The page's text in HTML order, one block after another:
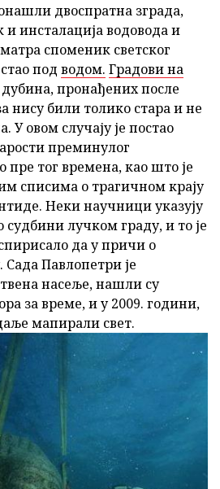
двоспратна зграда,
и инсталација водовода и
споменик светског
под водом. Градови на
пронађених после
нису били толико стара и не
У овом случају је постао
преминулог
пре тог времена, као што је
списима о трагичном крају
Неки научници указују
судбини лучком граду, и то је
да у причи о
Сада Павлопетри је
насеље, нашли су
за време, и у 2009. години,
мапирали свет.